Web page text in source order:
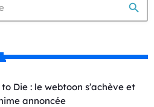
search
Die : le webtoon s’achève et
annoncée